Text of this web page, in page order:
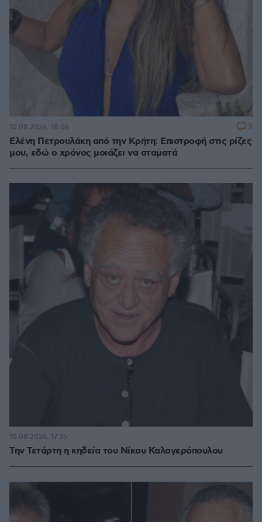
Ελένη Πετρουλάκη από την Κρήτη: Επιστροφή στις ρίζες
μου, εδώ ο χρόνος μοιάζει να σταματά
10.08.2026, 18:06 5
Την Τετάρτη η κηδεία του Νίκου Καλογερόπουλου
10.08.2026, 17:35